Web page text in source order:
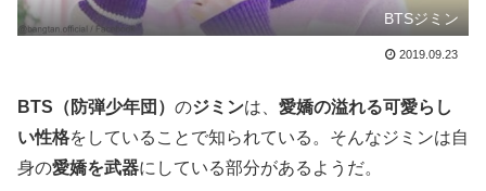
BTSジミン
2019.09.23
BTS（防弾少年団） のジミンは、 愛嬌の溢れる可愛らし
い性格をしていることで知られている。そんなジミンは自
身の愛嬌を武器にしている部分があるようだ。